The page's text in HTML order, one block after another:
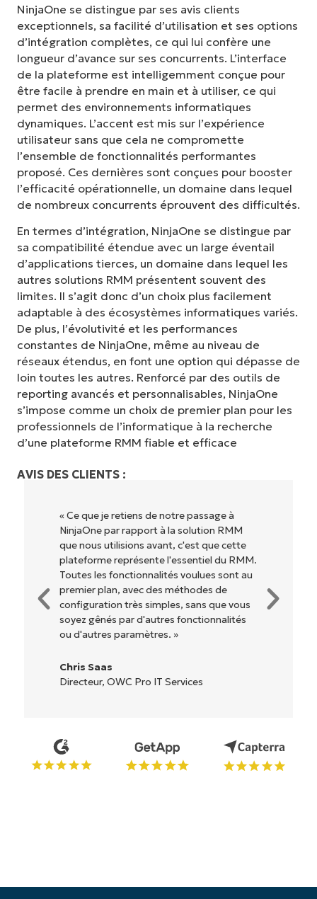
NinjaOne se distingue par ses avis clients
exceptionnels, sa facilité d’utilisation et ses options
d’intégration complètes, ce qui lui confère une
longueur d’avance sur ses concurrents. L’interface
de la plateforme est intelligemment conçue pour
être facile à prendre en main et à utiliser, ce qui
permet des environnements informatiques
dynamiques. L’accent est mis sur l’expérience
utilisateur sans que cela ne compromette
l’ensemble de fonctionnalités performantes
proposé. Ces dernières sont conçues pour booster
l’efficacité opérationnelle, un domaine dans lequel
de nombreux concurrents éprouvent des difficultés.
En termes d’intégration, NinjaOne se distingue par
sa compatibilité étendue avec un large éventail
d’applications tierces, un domaine dans lequel les
autres solutions RMM présentent souvent des
limites. Il s’agit donc d’un choix plus facilement
adaptable à des écosystèmes informatiques variés.
De plus, l’évolutivité et les performances
constantes de NinjaOne, même au niveau de
réseaux étendus, en font une option qui dépasse de
loin toutes les autres. Renforcé par des outils de
reporting avancés et personnalisables, NinjaOne
s’impose comme un choix de premier plan pour les
professionnels de l’informatique à la recherche
d’une plateforme RMM fiable et efficace
AVIS DES CLIENTS :
« NinjaOne est extrêmement simple
d'utilisation grâce à une interface fluide et
des fonctionnalités back-end puissantes.
Pas de configuration complexe ou
d'interface difficile à maîtriser. Toutes les
options et tous les outils sont clairement
étiquetés, faciles à comprendre et il est
très facile de s'y retrouver. »
Reiffenberger.NET Technology Solutions